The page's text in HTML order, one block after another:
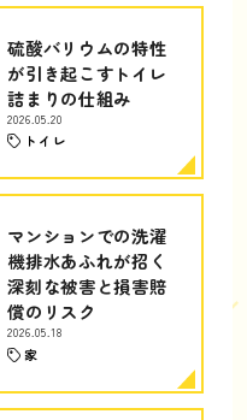
硫酸バリウムの特性
が引き起こすトイレ
詰まりの仕組み
2026.05.20
トイレ
マンションでの洗濯
機排水あふれが招く
深刻な被害と損害賠
償のリスク
2026.05.18
家